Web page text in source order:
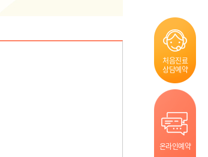
처음진료
상담예약
온라인예약